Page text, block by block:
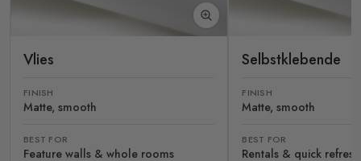
Vlies
FINISH
Matte, smooth
BEST FOR
Feature walls & whole rooms
Selbstklebende
FINISH
Matte, smooth
BEST FOR
Rentals & quick